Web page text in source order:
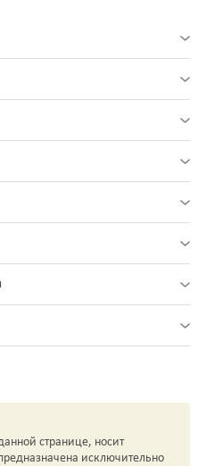
странице, носит
исключительно